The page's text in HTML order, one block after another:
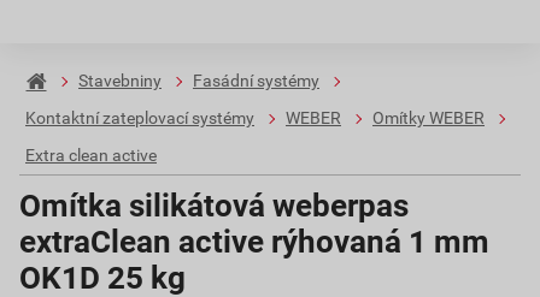
Stavebniny
Fasádní systémy
Kontaktní zateplovací systémy
WEBER
Omítky WEBER
Extra clean active
Omítka silikátová weberpas
extraClean active rýhovaná 1 mm
OK1D 25 kg